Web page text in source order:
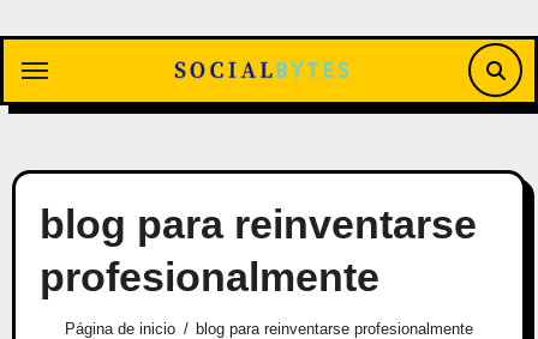
contenido
blog para reinventarse
profesionalmente
Página de inicio blog para reinventarse profesionalmente